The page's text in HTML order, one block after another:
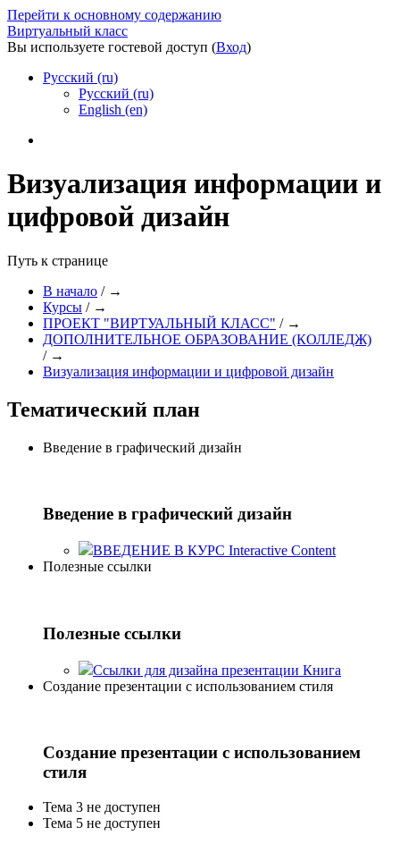
Перейти к основному содержанию
Виртуальный класс
Вы используете гостевой доступ (Вход)
Русский ‎(ru)‎
Русский ‎(ru)‎
English ‎(en)‎
Визуализация информации и
цифровой дизайн
Путь к странице
В начало / →
Курсы / →
ПРОЕКТ "ВИРТУАЛЬНЫЙ КЛАСС" / →
ДОПОЛНИТЕЛЬНОЕ ОБРАЗОВАНИЕ (КОЛЛЕДЖ)
/ →
Визуализация информации и цифровой дизайн
Тематический план
Введение в графический дизайн
Введение в графический дизайн
ВВЕДЕНИЕ В КУРС Interactive Content
Полезные ссылки
Полезные ссылки
Ссылки для дизайна презентации Книга
Создание презентации с использованием стиля
Создание презентации с использованием
стиля
Тема 3 не доступен
Тема 5 не доступен